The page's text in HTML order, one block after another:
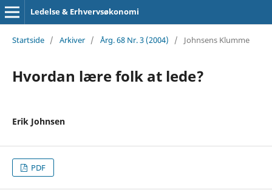
Ledelse & Erhvervsøkonomi
Startside / Arkiver / Årg. 68 Nr. 3 (2004) / Johnsens Klumme
Hvordan lære folk at lede?
Erik Johnsen
PDF